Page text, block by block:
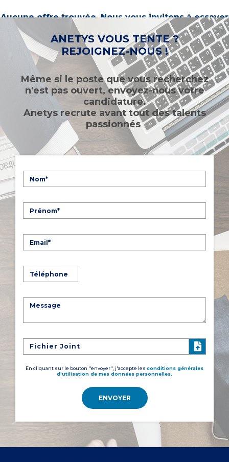
Aucune offre trouvée. Nous vous invitons à essayer
d’autres mots-clés ou à sélectionner un « métier ».
ANETYS VOUS TENTE ?
REJOIGNEZ-NOUS !
Même si le poste que vous recherchez
n'est pas ouvert, envoyez-nous votre
candidature.
Anetys recrute avant tout des talents
passionnés
Fichier Joint
En cliquant sur le bouton "envoyer", j'accepte les conditions générales
d'utilisation de mes données personnelles.
ENVOYER